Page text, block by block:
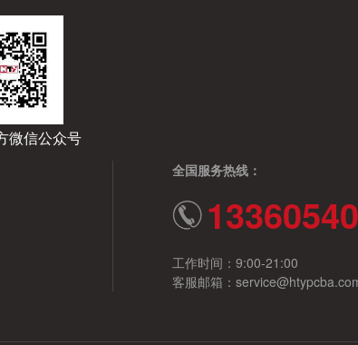
微信公众号
全国服务热线：
工作时间：9:00-21:00
客服邮箱：